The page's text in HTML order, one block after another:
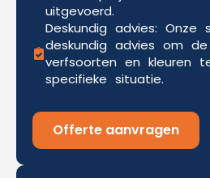
uitgevoerd.
Deskundig advies: Onze
deskundig advies om
verfsoorten en kleuren
specifieke situatie.
Offerte aanvragen